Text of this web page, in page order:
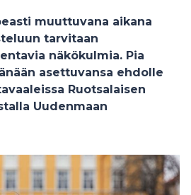
muuttuvana aikana
tarvitaan
näkökulmia. Pia
asettuvansa ehdolle
Ruotsalaisen
Uudenmaan